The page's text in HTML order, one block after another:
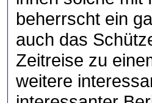
beherrscht ein
auch das
Zeitreise zu
weitere